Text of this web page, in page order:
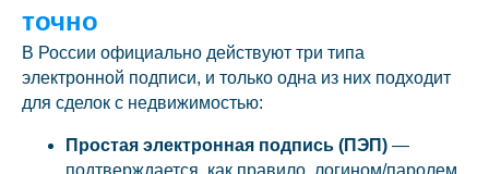
точно
В России официально действуют три типа
электронной подписи, и только одна из них подходит
для сделок с недвижимостью:
Простая электронная подпись (ПЭП) —
подтверждается, как правило, логином/паролем